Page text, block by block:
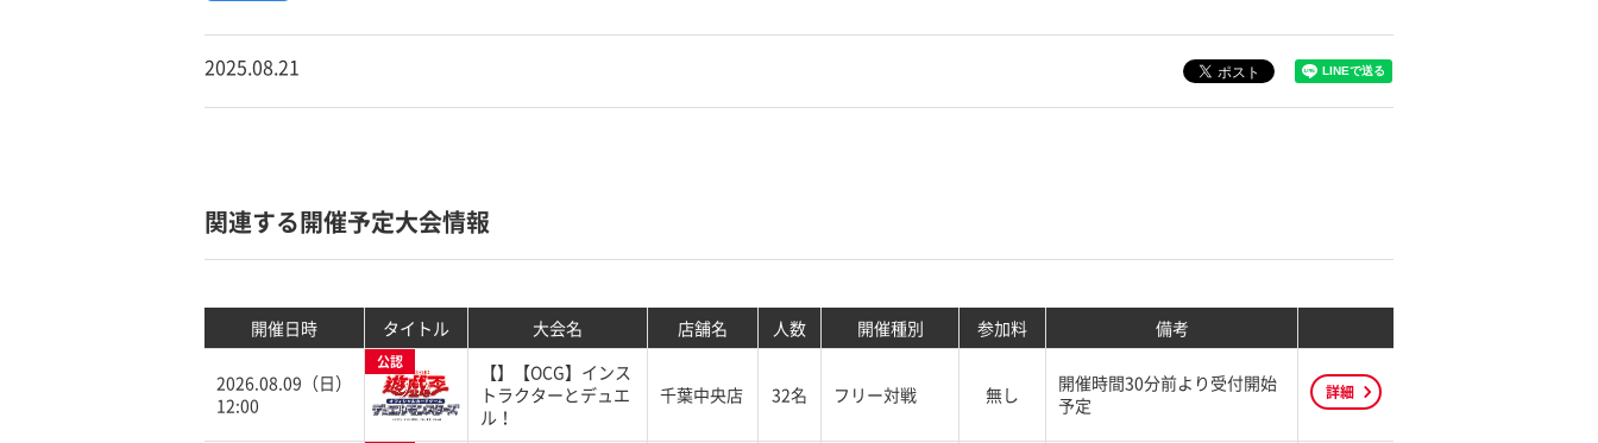
2025.08.21
関連する開催予定大会情報
開催日時 タイトル 大会名 店舗名 人数 開催種別 参加料 備考
2026.08.09（日）
12:00
公認
【】【OCG】インス
トラクターとデュエ
ル！
千葉中央店 32名 フリー対戦 無し
開催時間30分前より受付開始
予定
詳細